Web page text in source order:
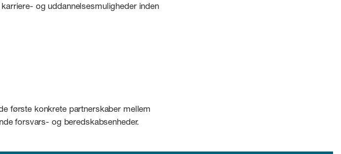
og uddannelsesmuligheder inden
første konkrete partnerskaber mellem
forsvars- og beredskabsenheder.